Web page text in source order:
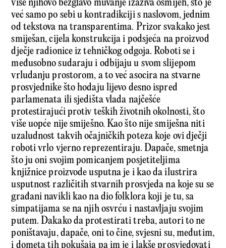
više njihovo bezglavo muvanje izaziva osmijeh, što je
već samo po sebi u kontradikciji s naslovom, jednim
od tekstova na transparentima. Prizor svakako jest
smiješan, cijela konstrukcija i podsjeća na proizvod
dječje radionice iz tehničkog odgoja. Roboti se i
međusobno sudaraju i odbijaju u svom slijepom
vrludanju prostorom, a to već asocira na stvarne
prosvjednike što hodaju lijevo desno ispred
parlamenata ili sjedišta vlada najčešće
protestirajući protiv teških životnih okolnosti, što
više uopće nije smiješno. Kao što nije smiješna niti
uzaludnost takvih očaj­ničkih poteza koje ovi dječji
roboti vrlo vjerno reprezentiraju. Dapače, smetnja
što ju oni svojim pomicanjem posjetiteljima
knjižnice proizvode usputna je i kao da ilustrira
usputnost različitih stvarnih prosvjeda na koje su se
građani navikli kao na dio folklora koji je tu, sa
simpatijama se na njih osvrću i nastavljaju svojim
putem. Dakako da protestirati treba, autori to ne
poništavaju, dapače, oni to čine, svjesni su, međutim,
i dometa tih pokušaja pa im je i lakše prosvjedovati